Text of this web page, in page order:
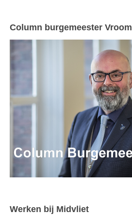
Column burgemeester Vroom
Werken bij Midvliet